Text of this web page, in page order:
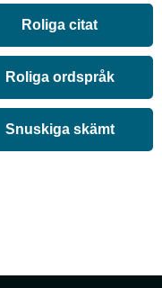
Roliga citat
Roliga ordspråk
Snuskiga skämt